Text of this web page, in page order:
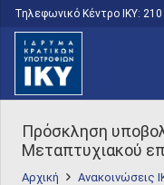
Τηλεφωνικό Κέντρο IKY:
Πρόσκληση
Μεταπτυχιακού
Αρχική
Ανακοινώσεις